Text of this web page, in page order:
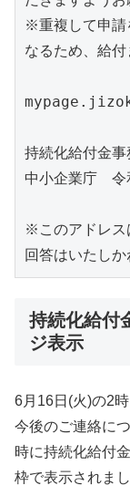
※重複して申請
なるため、給付
持続化給付
中小企業庁　
※このアドレス
回答はいたしか
持続化給付
ジ表示
6月16日(火)の2
今後のご連絡に
時に持続化給付
枠で表示されまし